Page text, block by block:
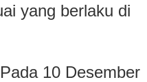
yang berlaku di
10 Desember